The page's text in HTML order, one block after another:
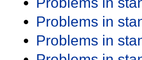
Problems in
Problems in